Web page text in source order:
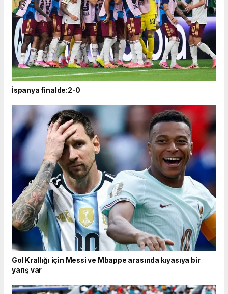
İspanya finalde:2-0
Gol Krallığı için Messi ve Mbappe arasında kıyasıya bir
yarış var